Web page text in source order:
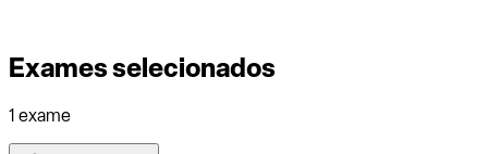
Exames selecionados
1 exame